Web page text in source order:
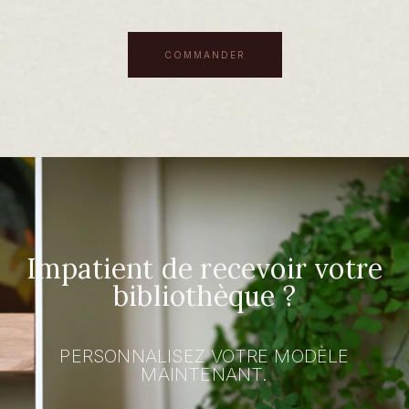
COMMANDER
Impatient de recevoir votre
bibliothèque ?
PERSONNALISEZ VOTRE MODÈLE
MAINTENANT.